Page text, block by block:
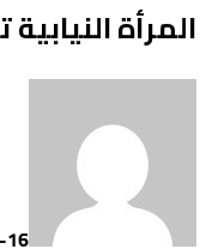
المرأة
16